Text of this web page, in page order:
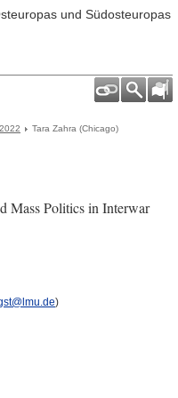
und Südosteuropas
Tara Zahra (Chicago)
Mass Politics in Interwar
)